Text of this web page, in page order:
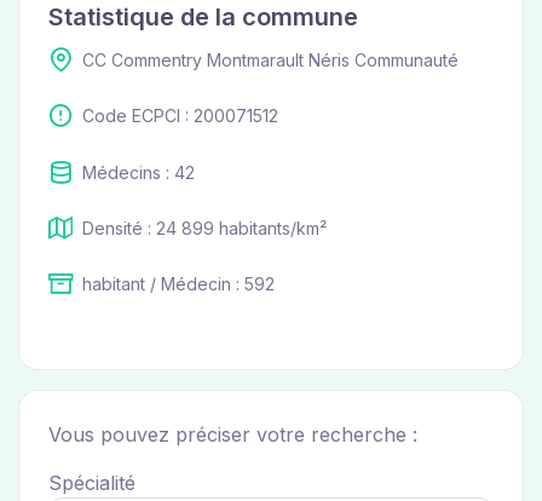
Statistique de la commune
CC Commentry Montmarault Néris Communauté
Code ECPCI : 200071512
Médecins : 42
Densité : 24 899 habitants/km²
habitant / Médecin : 592
Vous pouvez préciser votre recherche :
Spécialité